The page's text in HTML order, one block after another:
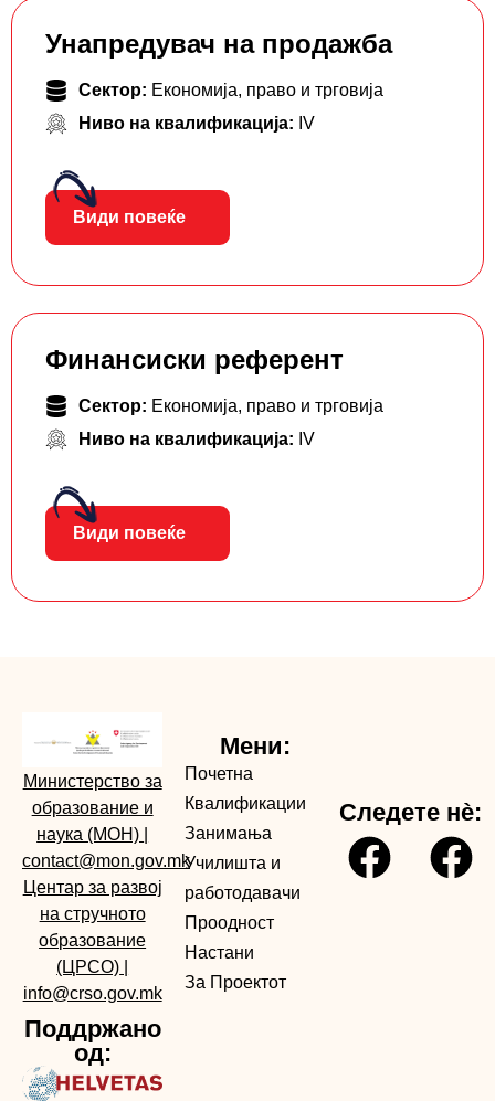
Унапредувач на продажба
Сектор: Економија, право и трговија
Ниво на квалификација: IV
Види повеќе
Финансиски референт
Сектор: Економија, право и трговија
Ниво на квалификација: IV
Види повеќе
Министерство за
образование и
наука (МОН)
contact@mon.gov.mk
Центар за развој
на стручното
образование
(ЦРСО)
info@crso.gov.mk
Поддржано
од:
Мени:
Почетна
Квалификации
Занимања
Училишта и
работодавачи
Проодност
Настани
За Проектот
Следете нè: